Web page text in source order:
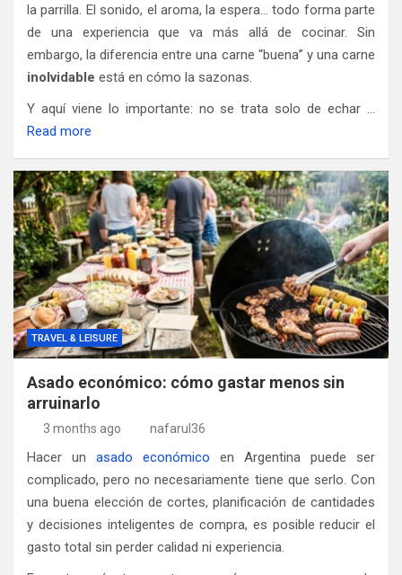
la parrilla. El sonido, el aroma, la espera… todo forma parte
de una experiencia que va más allá de cocinar. Sin
embargo, la diferencia entre una carne “buena” y una carne
inolvidable está en cómo la sazonas.
Y aquí viene lo importante: no se trata solo de echar …
Read more
TRAVEL & LEISURE
Asado económico: cómo gastar menos sin
arruinarlo
3 months ago nafarul36
Hacer un asado económico en Argentina puede ser
complicado, pero no necesariamente tiene que serlo. Con
una buena elección de cortes, planificación de cantidades
y decisiones inteligentes de compra, es posible reducir el
gasto total sin perder calidad ni experiencia.